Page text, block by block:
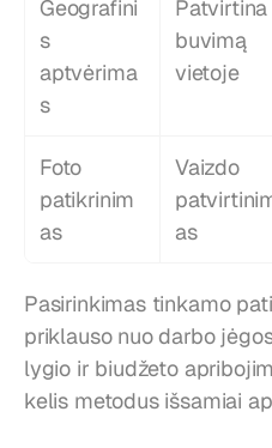
Geografini
s
aptvėrima
s
Patvirtina
buvimą
vietoje
Foto
patikrinim
as
Vaizdo
as
Pasirinkimas tinkamo
priklauso nuo darbo
lygio ir biudžeto
kelis metodus išsamiai